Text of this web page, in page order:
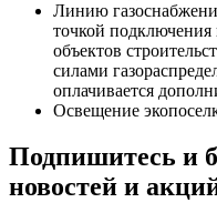
Линию
точкой
объектов
силами
оплачивается
Освещение
Подпишитесь и
новостей и